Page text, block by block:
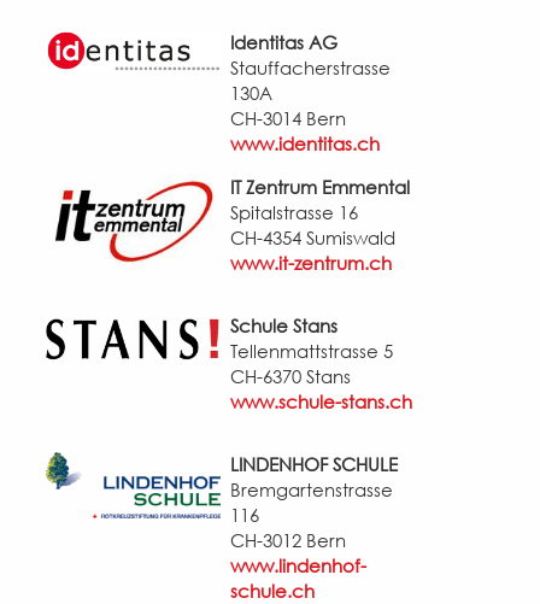
Identitas AG
Stauffacherstrasse
130A
CH-3014 Bern
www.identitas.ch
IT Zentrum Emmental
Spitalstrasse 16
CH-4354 Sumiswald
www.it-zentrum.ch
Schule Stans
Tellenmattstrasse 5
CH-6370 Stans
www.schule-stans.ch
LINDENHOF SCHULE
Bremgartenstrasse
116
CH-3012 Bern
www.lindenhof-
schule.ch